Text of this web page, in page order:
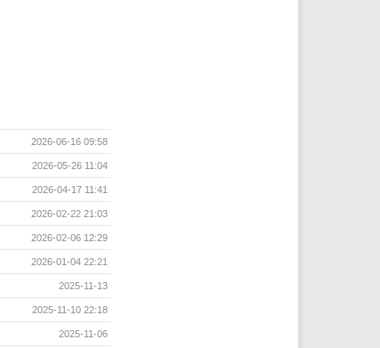
2026-06-16 09:58
2026-05-26 11:04
2026-04-17 11:41
2026-02-22 21:03
2026-02-06 12:29
2026-01-04 22:21
2025-11-13
2025-11-10 22:18
2025-11-06